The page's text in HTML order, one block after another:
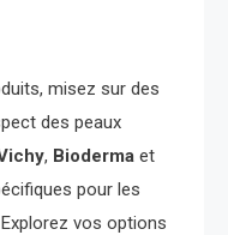
misez sur des
des peaux
, Bioderma et
pour les
vos options